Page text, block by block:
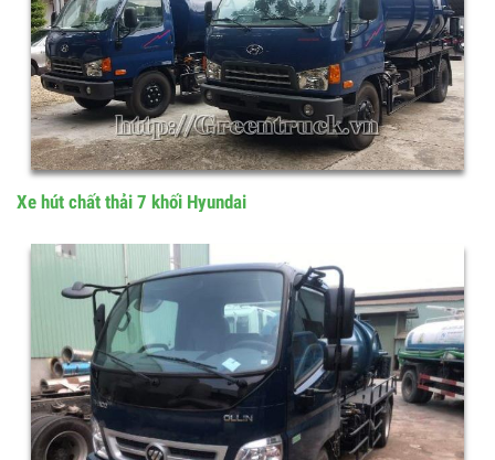
Xe hút chất thải 16 khối Thaco Auman
Xe hút chất thải 7 khối Hyundai